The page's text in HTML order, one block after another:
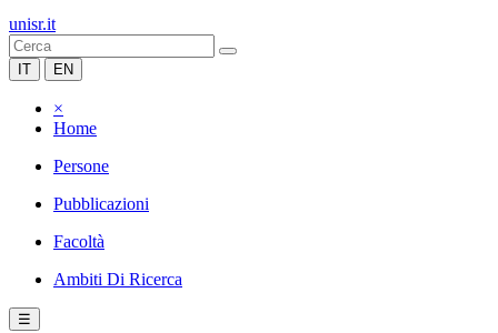
unisr.it
IT EN
×
Home
Persone
Pubblicazioni
Facoltà
Ambiti Di Ricerca
☰